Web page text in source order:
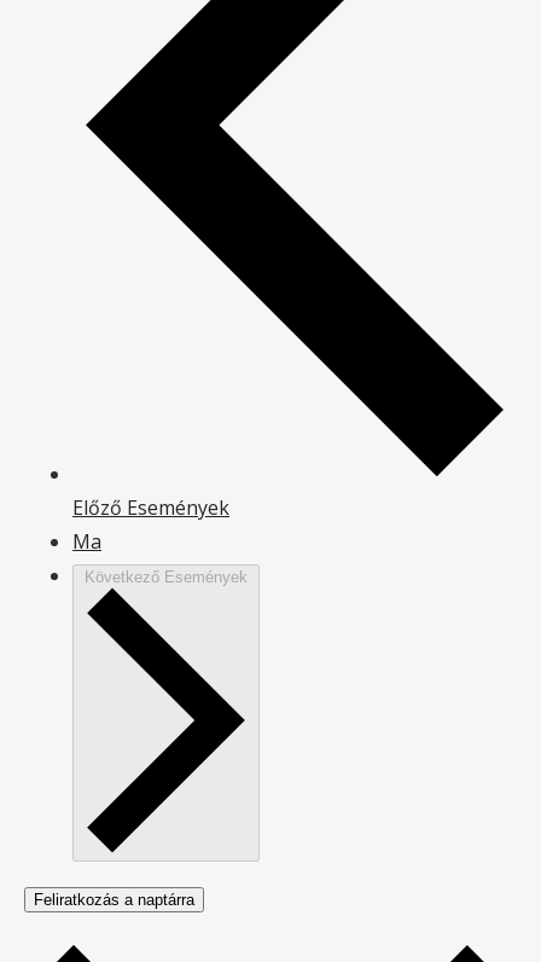
Előző Események
Ma
Következő Események
Feliratkozás a naptárra